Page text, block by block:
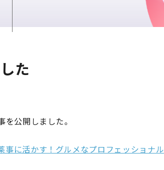
た
公開しました。
に活かす！グルメなプロフェッショナル